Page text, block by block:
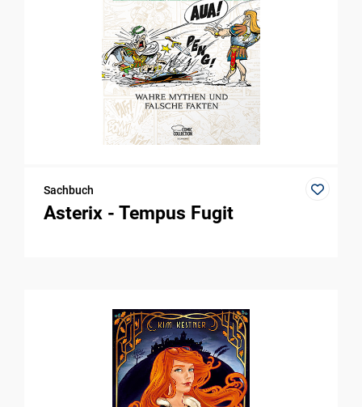
Sachbuch
Asterix - Tempus Fugit